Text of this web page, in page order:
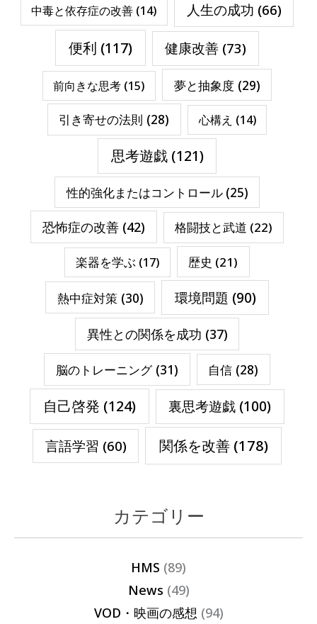
中毒と依存症の改善 (14) 人生の成功 (66)
便利 (117) 健康改善(73)
前向きな思考 (15) 夢と抽象度(29)
引き寄せの法則 (28) 心構え (14)
思考遊戯(121)
性的強化またはコントロール(25)
恐怖症の改善(42) 格闘技と武道 (22)
楽器を学ぶ (17) 歴史 (21)
熱中症対策 (30) 環境問題 (90)
異性との関係を成功 (37)
脳のトレーニング(31) 自信 (28)
自己啓発 (124) 裏思考遊戯 (100)
言語学習 (60) 関係を改善(178)
カテゴリー
HMS (89)
News (49)
VOD・映画の感想 (94)